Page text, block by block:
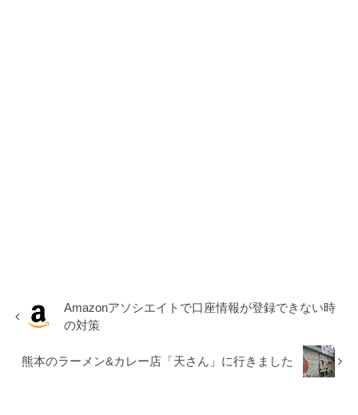
Amazonアソシエイトで口座情報が登録できない時
の対策
熊本のラーメン&カレー店「天さん」に行きました